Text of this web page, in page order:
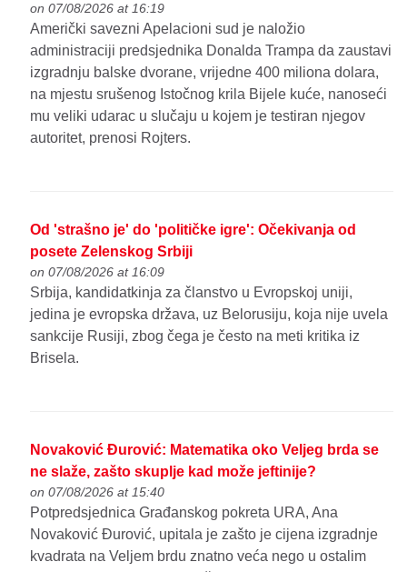
on 07/08/2026 at 16:19
Američki savezni Apelacioni sud je naložio
administraciji predsjednika Donalda Trampa da zaustavi
izgradnju balske dvorane, vrijedne 400 miliona dolara,
na mjestu srušenog Istočnog krila Bijele kuće, nanoseći
mu veliki udarac u slučaju u kojem je testiran njegov
autoritet, prenosi Rojters.
Od 'strašno je' do 'političke igre': Očekivanja od
posete Zelenskog Srbiji
on 07/08/2026 at 16:09
Srbija, kandidatkinja za članstvo u Evropskoj uniji,
jedina je evropska država, uz Belorusiju, koja nije uvela
sankcije Rusiji, zbog čega je često na meti kritika iz
Brisela.
Novaković Đurović: Matematika oko Veljeg brda se
ne slaže, zašto skuplje kad može jeftinije?
on 07/08/2026 at 15:40
Potpredsjednica Građanskog pokreta URA, Ana
Novaković Đurović, upitala je zašto je cijena izgradnje
kvadrata na Veljem brdu znatno veća nego u ostalim